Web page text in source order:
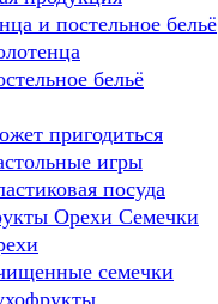
и постельное бельё
бельё
пригодиться
игры
посуда
Орехи Семечки
семечки